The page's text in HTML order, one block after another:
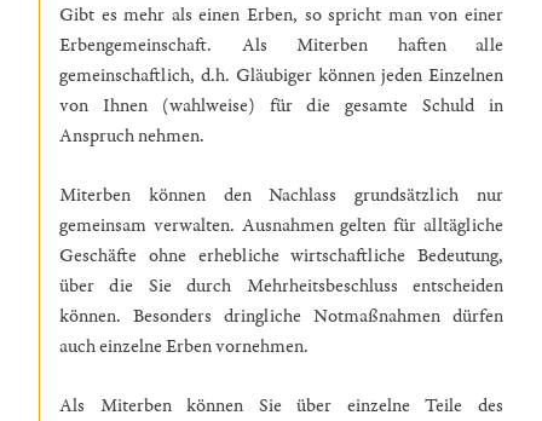
Gibt es mehr als einen Erben, so spricht man von einer
Erbengemeinschaft. Als Miterben haften alle
gemeinschaftlich, d.h. Gläubiger können jeden Einzelnen
von Ihnen (wahlweise) für die gesamte Schuld in
Anspruch nehmen.
Miterben können den Nachlass grundsätzlich nur
gemeinsam verwalten. Ausnahmen gelten für alltägliche
Geschäfte ohne erhebliche wirtschaftliche Bedeutung,
über die Sie durch Mehrheitsbeschluss entscheiden
können. Besonders dringliche Notmaßnahmen dürfen
auch einzelne Erben vornehmen.
Als Miterben können Sie über einzelne Teile des